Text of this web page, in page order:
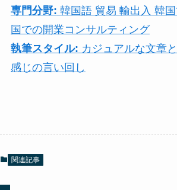
専門分野: 韓国語 貿易 輸出入 韓
国での開業コンサルティング
執筆スタイル: カジュアルな文章
感じの言い回し
関連記事